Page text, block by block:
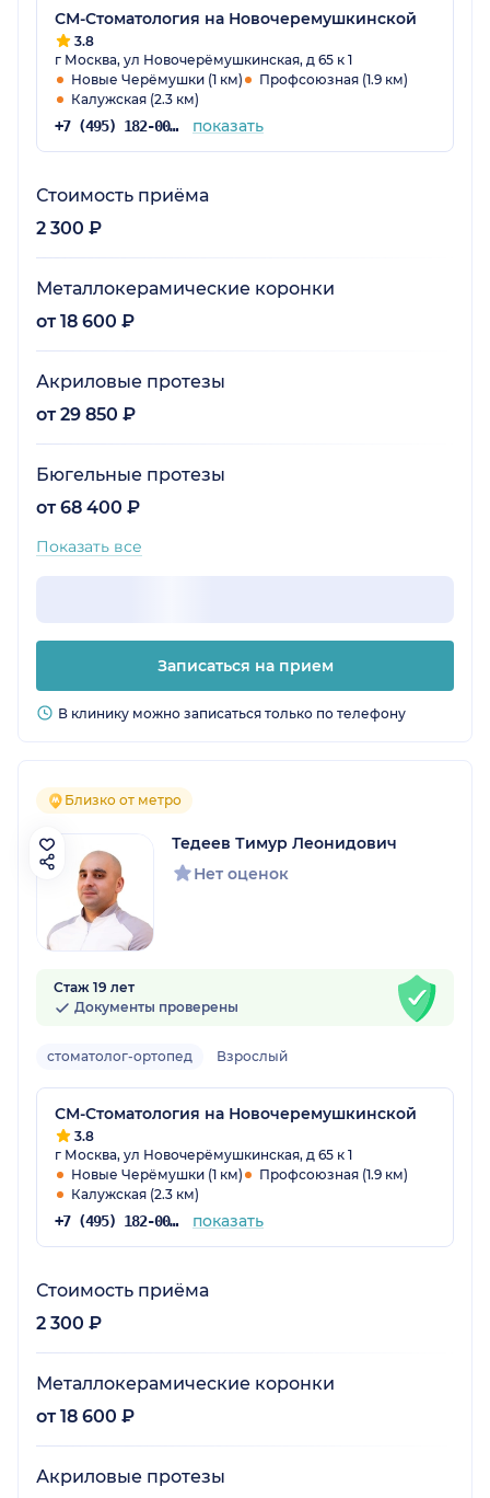
СМ-Стоматология на Новочеремушкинской
3.8
г Москва, ул Новочерёмушкинская, д 65 к 1
Новые Черёмушки (1 км)
Профсоюзная (1.9 км)
Калужская (2.3 км)
+7 (495) 182-00-85 показать
Стоимость приёма
2 300 ₽
Металлокерамические коронки
от 18 600 ₽
Акриловые протезы
от 29 850 ₽
Бюгельные протезы
от 68 400 ₽
Показать все
Записаться на прием
В клинику можно записаться только по телефону
Близко от метро
Тедеев Тимур Леонидович
Нет оценок
Стаж 19 лет
Документы проверены
стоматолог-ортопед Взрослый
СМ-Стоматология на Новочеремушкинской
3.8
г Москва, ул Новочерёмушкинская, д 65 к 1
Новые Черёмушки (1 км)
Профсоюзная (1.9 км)
Калужская (2.3 км)
+7 (495) 182-00-85 показать
Стоимость приёма
2 300 ₽
Металлокерамические коронки
от 18 600 ₽
Акриловые протезы